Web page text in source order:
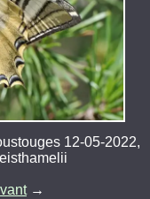
12-05-2022,
→